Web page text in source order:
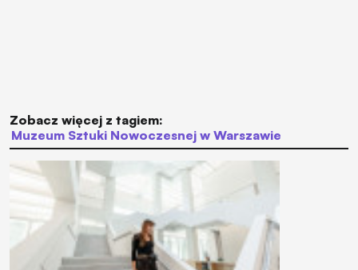
Zobacz więcej z tagiem:
Muzeum Sztuki Nowoczesnej w Warszawie